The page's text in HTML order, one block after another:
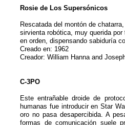
Rosie de Los Supersónicos
Rescatada del montón de
sirvienta robótica, muy querida
en orden, dispensando sabiduría
Creado en: 1962
Creador: William Hanna and
C-3PO
Este entrañable droide de
humanas fue introducir en Star
oro no pasa desapercibida. A
formas de comunicación suele